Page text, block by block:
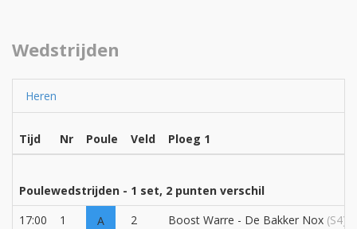
Wedstrijden
Heren
Tijd Nr Poule Veld Ploeg 1
Poulewedstrijden - 1 set, 2 punten verschil
17:00
1 A 2 Boost Warre - De Bakker Nox (S4)